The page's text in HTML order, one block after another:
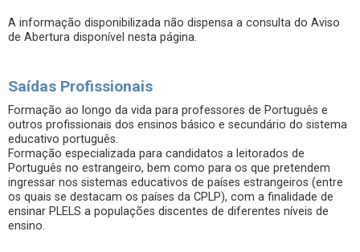
A informação disponibilizada não dispensa a consulta do Aviso
de Abertura disponível nesta página.
Saídas Profissionais
Formação ao longo da vida para professores de Português e
outros profissionais dos ensinos básico e secundário do sistema
educativo português.
Formação especializada para candidatos a leitorados de
Português no estrangeiro, bem como para os que pretendem
ingressar nos sistemas educativos de países estrangeiros (entre
os quais se destacam os países da CPLP), com a finalidade de
ensinar PLELS a populações discentes de diferentes níveis de
ensino.